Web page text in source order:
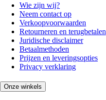
Wie zijn wij?
Neem contact op
Verkoopvoorwaarden
Retourneren en terugbetalen
Juridische disclaimer
Betaalmethoden
Prijzen en leveringsopties
Privacy verklaring
Onze winkels